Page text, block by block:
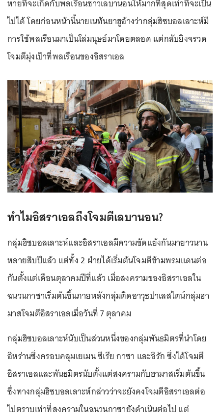
หายที่จะเกิดกับพลเรือนชาวเลบานอนให้มากที่สุดเท่าที่จะเป็น
ไปได้ โดยก่อนหน้านี้นายเนทันยาฮูอ้างว่ากลุ่มฮิซบอลเลาะห์มี
การใช้พลเรือนมาเป็นโล่มนุษย์มาโดยตลอด แต่กลับยิงจรวด
โจมตีมุ่งเป้าที่พลเรือนของอิสราเอล
ทำไมอิสราเอลถึงโจมตีเลบานอน?
กลุ่มฮิซบอลเลาะห์และอิสราเอลมีความขัดแย้งกันมายาวนาน
หลายสิบปีแล้ว แต่ทั้ง 2 ฝ่ายได้เริ่มต้นโจมตีข้ามพรมแดนต่อ
กันตั้งแต่เดือนตุลาคมปีที่แล้ว เมื่อสงครามของอิสราเอลใน
ฉนวนกาซาเริ่มต้นขึ้นภายหลังกลุ่มติดอาวุธปาเลสไตน์กลุ่มฮา
มาสโจมตีอิสราเอลเมื่อวันที่ 7 ตุลาคม
กลุ่มฮิซบอลเลาะห์นับเป็นส่วนหนึ่งของกลุ่มพันธมิตรที่นำโดย
อิหร่านซึ่งครอบคลุมเยเมน ซีเรีย กาซา และอิรัก ซึ่งได้โจมตี
อิสราเอลและพันธมิตรนับตั้งแต่สงครามกับฮามาสเริ่มต้นขึ้น
ซึ่งทางกลุ่มฮิซบอลเลาะห์กล่าวว่าจะยังคงโจมตีอิสราเอลต่อ
ไปตราบเท่าที่สงครามในฉนวนกาซายังดำเนินต่อไป แต่